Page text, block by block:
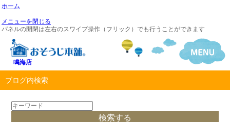
ホーム
メニューを閉じる
パネルの開閉は左右のスワイプ操作（フリック）でも行うことができます
鳴海店
ブログ内検索